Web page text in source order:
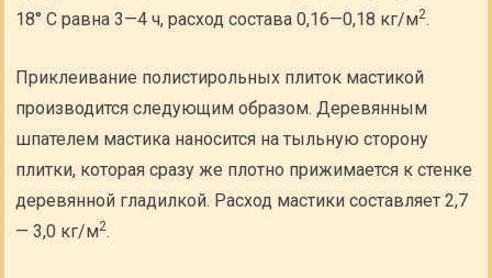
18° С равна 3—4 ч, расход состава 0,16—0,18 кг/м2.
Приклеивание полистирольных плиток мастикой
производится следующим образом. Деревянным
шпателем мастика наносится на тыльную сторону
плитки, которая сразу же плотно прижимается к стенке
деревянной гладилкой. Расход мастики составляет 2,7
— 3,0 кг/м2.